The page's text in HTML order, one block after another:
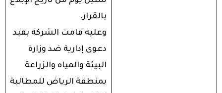
بالقرار.
وعليه قامت الشركة بقيد
دعوى إدارية ضد وزارة
البيئة والمياه والزراعة
بمنطقة الرياض للمطالبة